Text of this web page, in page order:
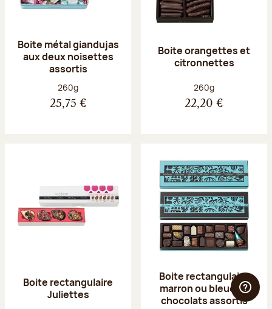
Boite métal giandujas
aux deux noisettes
assortis
Poids net :
260g
25,75 €
Boite orangettes et
citronnettes
Poids net :
260g
22,20 €
Boite rectangulaire
Juliettes
Boite rectangulaire
marron ou bleue 23
chocolats assortis